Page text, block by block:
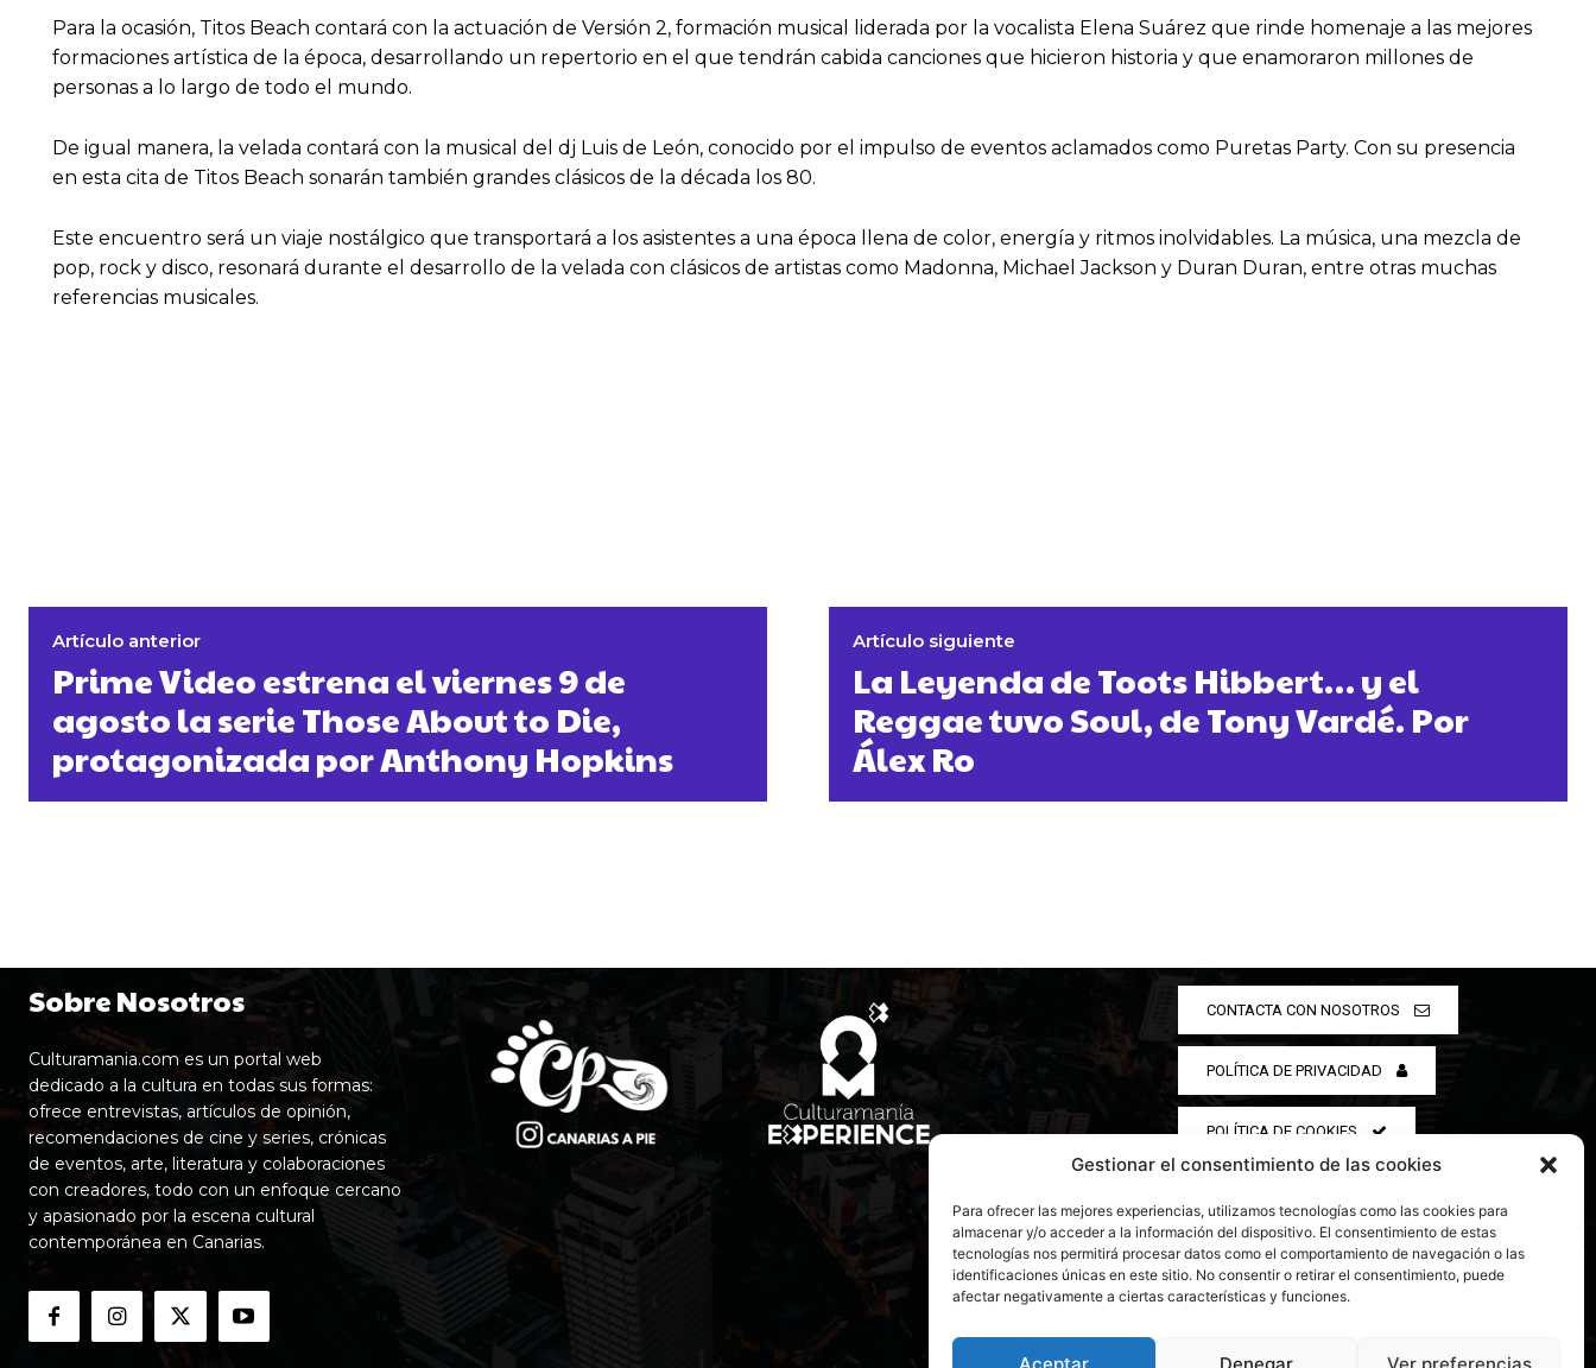
Gestionar el consentimiento de las cookies
Para ofrecer las mejores experiencias, utilizamos tecnologías como las cookies para
almacenar y/o acceder a la información del dispositivo. El consentimiento de estas
tecnologías nos permitirá procesar datos como el comportamiento de navegación o las
identificaciones únicas en este sitio. No consentir o retirar el consentimiento, puede
afectar negativamente a ciertas características y funciones.
Aceptar Denegar Ver preferencias
Para la ocasión, Titos Beach contará con la actuación de Versión 2, formación musical liderada por la vocalista Elena Suárez que rinde homenaje a las mejores
formaciones artística de la época, desarrollando un repertorio en el que tendrán cabida canciones que hicieron historia y que enamoraron millones de
personas a lo largo de todo el mundo.
De igual manera, la velada contará con la musical del dj Luis de León, conocido por el impulso de eventos aclamados como Puretas Party. Con su presencia
en esta cita de Titos Beach sonarán también grandes clásicos de la década los 80.
Este encuentro será un viaje nostálgico que transportará a los asistentes a una época llena de color, energía y ritmos inolvidables. La música, una mezcla de
pop, rock y disco, resonará durante el desarrollo de la velada con clásicos de artistas como Madonna, Michael Jackson y Duran Duran, entre otras muchas
referencias musicales.
Artículo anterior
Prime Video estrena el viernes 9 de
agosto la serie Those About to Die,
protagonizada por Anthony Hopkins
Artículo siguiente
La Leyenda de Toots Hibbert… y el
Reggae tuvo Soul, de Tony Vardé. Por
Álex Ro
Sobre Nosotros
Culturamania.com es un portal web
dedicado a la cultura en todas sus formas:
ofrece entrevistas, artículos de opinión,
recomendaciones de cine y series, crónicas
de eventos, arte, literatura y colaboraciones
con creadores, todo con un enfoque cercano
y apasionado por la escena cultural
contemporánea en Canarias.
CONTACTA CON NOSOTROS
POLÍTICA DE PRIVACIDAD
POLÍTICA DE COOKIES